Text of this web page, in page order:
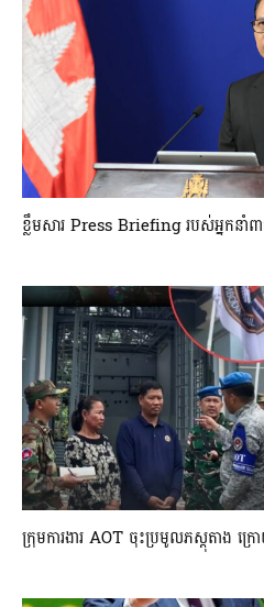
ខ្លឹមសារ Press Briefing របស់អ្នកនាំពា
ក្រុមការងារ AOT ចុះប្រមូលភស្តុតាង ក្